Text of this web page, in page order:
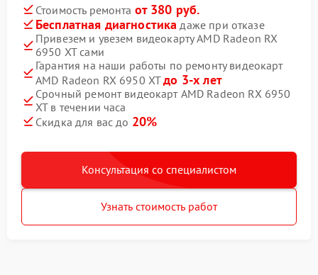
Стоимость ремонта от 380 руб.
Бесплатная диагностика даже при отказе
Привезем и увезем видеокарту AMD Radeon RX
6950 XT сами
Гарантия на наши работы по ремонту видеокарт
AMD Radeon RX 6950 XTдо 3-х лет
Срочный ремонт видеокарт AMD Radeon RX 6950
XT в течении часа
Скидка для вас до 20%
Консультация со специалистом
Узнать стоимость работ